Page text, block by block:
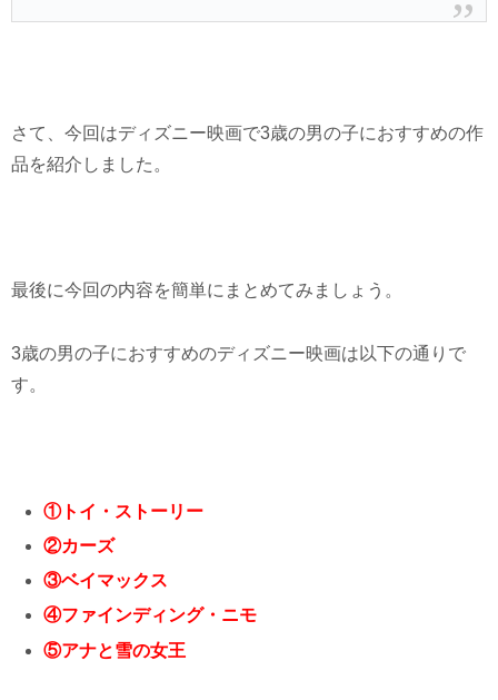
さて、今回はディズニー映画で3歳の男の子におすすめの作
品を紹介しました。
最後に今回の内容を簡単にまとめてみましょう。
3歳の男の子におすすめのディズニー映画は以下の通りで
す。
①トイ・ストーリー
②カーズ
③ベイマックス
④ファインディング・ニモ
⑤アナと雪の女王